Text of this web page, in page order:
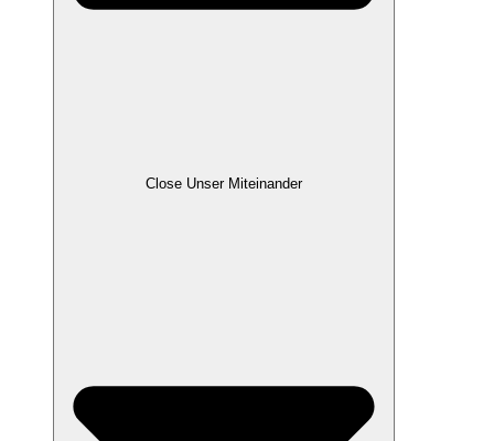
Close Unser Miteinander